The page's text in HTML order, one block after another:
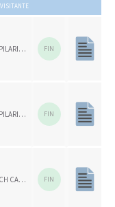
VISITANTE
PILARICAS FIN
PILARICAS FIN
CH CARPESA FIN